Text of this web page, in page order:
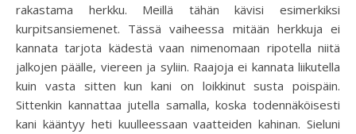
rakastama herkku. Meillä tähän kävisi esimerkiksi
kurpitsansiemenet. Tässä vaiheessa mitään herkkuja ei
kannata tarjota kädestä vaan nimenomaan ripotella niitä
jalkojen päälle, viereen ja syliin. Raajoja ei kannata liikutella
kuin vasta sitten kun kani on loikkinut susta poispäin.
Sittenkin kannattaa jutella samalla, koska todennäköisesti
kani kääntyy heti kuulleessaan vaatteiden kahinan. Sieluni